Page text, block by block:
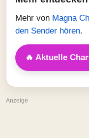
Mehr von Magna
den Sender hören.
🔥 Aktuelle
Anzeige